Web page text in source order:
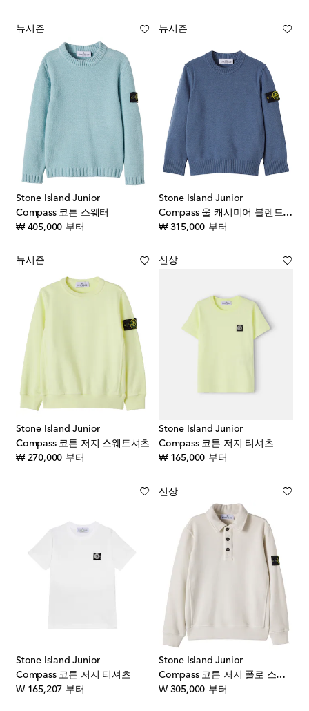
뉴시즌
Stone Island Junior
Compass 코튼 스웨터
부터
₩ 405,000 original price
뉴시즌
Stone Island Junior
Compass 울 캐시미어 블렌드 스웨터
부터
₩ 315,000 original price
뉴시즌
Stone Island Junior
Compass 코튼 저지 스웨트셔츠
부터
₩ 270,000
신상
Stone Island Junior
Compass 코튼 저지 티셔츠
부터
₩ 165,000
Stone Island Junior
Compass 코튼 저지 티셔츠
부터
₩ 165,207 original price
신상
Stone Island Junior
Compass 코튼 저지 폴로 스웨터
부터
₩ 305,000 original price